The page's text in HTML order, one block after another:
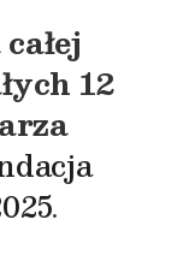
12
.